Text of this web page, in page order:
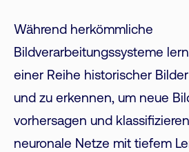
Während herkömmliche
Bildverarbeitungssysteme
einer Reihe historischer
und zu erkennen, um neue
vorhersagen und
neuronale Netze mit tiefem